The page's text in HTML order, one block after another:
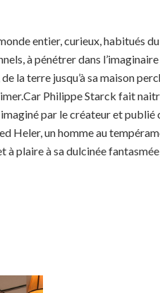
entier, curieux, habitués
à pénétrer dans
la terre jusqu’à sa maison
Philippe Starck fait
par le créateur et
Heler, un homme au
à plaire à sa dulcinée